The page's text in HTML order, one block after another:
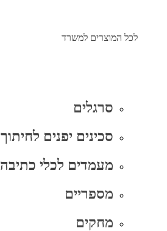
לכל המוצרים למשרד
סרגלים
סכינים יפנים לחיתוך
מעמדים לכלי כתיבה
מספריים
מחקים